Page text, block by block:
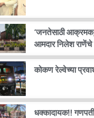
‘जनतेसाठी आक्रमक,
आमदार निलेश
कोकण रेल्वेच्या
धक्कादायक!!